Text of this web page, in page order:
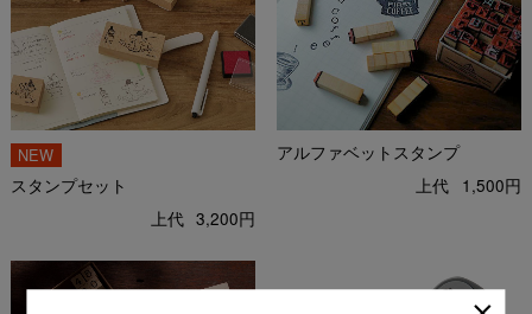
スタンプセット
上代 3,200円
アルファベットスタンプ
上代 1,500円